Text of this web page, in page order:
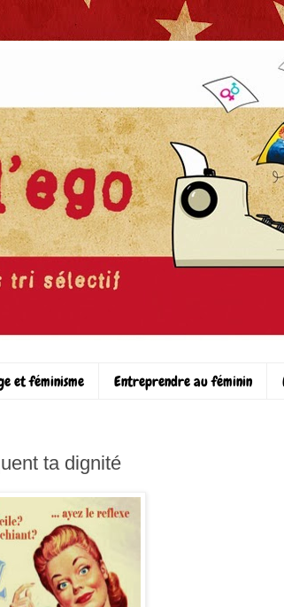
et féminisme Entreprendre au féminin
ta dignité